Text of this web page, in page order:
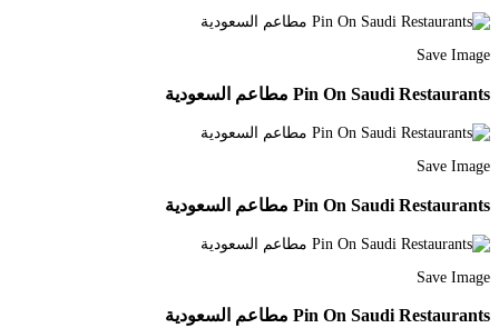
Save Image
Pin On Saudi Restaurants مطاعم السعودية
Save Image
Pin On Saudi Restaurants مطاعم السعودية
Save Image
Pin On Saudi Restaurants مطاعم السعودية